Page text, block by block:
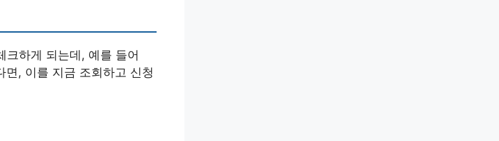
크하게 되는데, 예를 들어
, 이를 지금 조회하고 신청